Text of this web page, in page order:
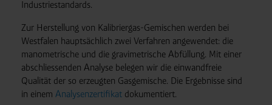
Industriestandards.
Zur Herstellung von Kalibriergas-Gemischen werden bei
Westfalen hauptsächlich zwei Verfahren angewendet: die
manometrische und die gravimetrische Abfüllung. Mit einer
abschliessenden Analyse belegen wir die einwandfreie
Qualität der so erzeugten Gasgemische. Die Ergebnisse sind
in einem Analysenzertifikat dokumentiert.